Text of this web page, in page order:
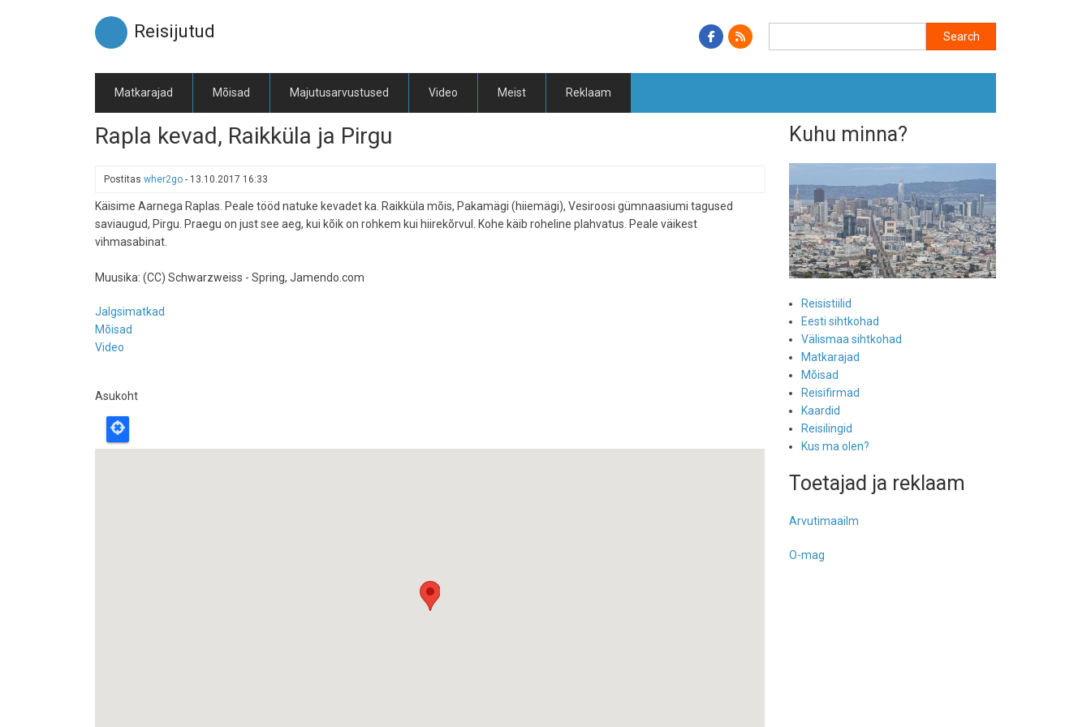
Reisijutud
Matkarajad Mõisad Majutusarvustused Video Meist Reklaam
Rapla kevad, Raikküla ja Pirgu
Postitas wher2go - 13.10.2017 16:33
Käisime Aarnega Raplas. Peale tööd natuke kevadet ka. Raikküla mõis, Pakamägi (hiiemägi), Vesiroosi gümnaasiumi tagused
saviaugud, Pirgu. Praegu on just see aeg, kui kõik on rohkem kui hiirekõrvul. Kohe käib roheline plahvatus. Peale väikest
vihmasabinat.
Muusika: (CC) Schwarzweiss - Spring, Jamendo.com
Jalgsimatkad
Mõisad
Video
Asukoht
Kuhu minna?
Reisistiilid
Eesti sihtkohad
Välismaa sihtkohad
Matkarajad
Mõisad
Reisifirmad
Kaardid
Reisilingid
Kus ma olen?
Toetajad ja reklaam
Arvutimaailm
O-mag